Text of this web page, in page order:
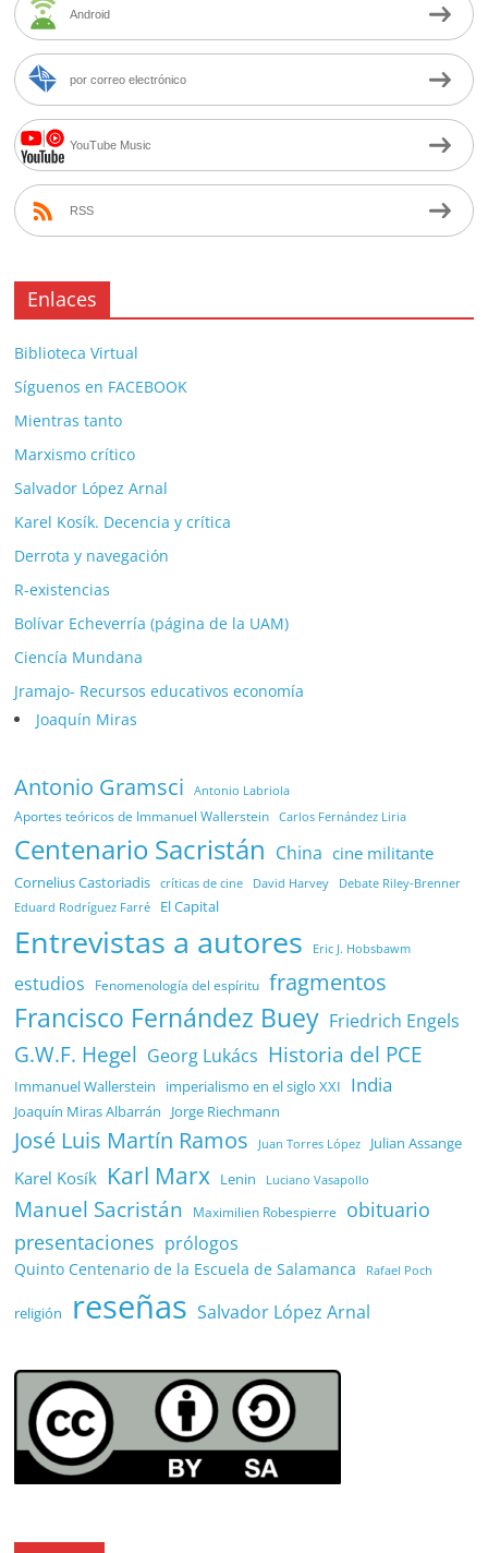
Android
por correo electrónico
YouTube Music
RSS
Enlaces
Biblioteca Virtual
Síguenos en FACEBOOK
Mientras tanto
Marxismo crítico
Salvador López Arnal
Karel Kosík. Decencia y crítica
Derrota y navegación
R-existencias
Bolívar Echeverría (página de la UAM)
Ciencía Mundana
Jramajo- Recursos educativos economía
Joaquín Miras
Antonio Gramsci Antonio Labriola
Aportes teóricos de Immanuel Wallerstein Carlos Fernández Liria
Centenario Sacristán China cine militante
Cornelius Castoriadis críticas de cine David Harvey Debate Riley-Brenner
Eduard Rodríguez Farré El Capital
Entrevistas a autores Eric J. Hobsbawm
estudios Fenomenología del espíritu fragmentos
Francisco Fernández Buey Friedrich Engels
G.W.F. Hegel Georg Lukács Historia del PCE
Immanuel Wallerstein imperialismo en el siglo XXI India
Joaquín Miras Albarrán Jorge Riechmann
José Luis Martín Ramos Juan Torres López Julian Assange
Karel Kosík Karl Marx Lenin Luciano Vasapollo
Manuel Sacristán Maximilien Robespierre
obituario
presentaciones prólogos
Quinto Centenario de la Escuela de Salamanca Rafael Poch
religión reseñas Salvador López Arnal